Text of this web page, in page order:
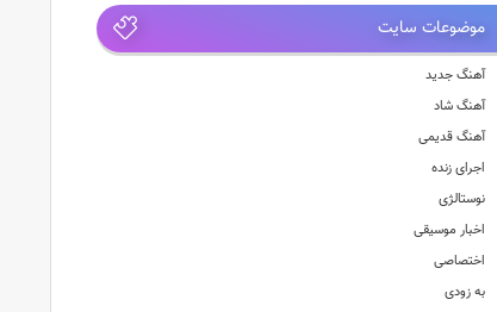
موضوعات سایت
آهنگ جدید
آهنگ شاد
آهنگ قدیمی
اجرای زنده
نوستالژی
اخبار موسیقی
اختصاصی
به زودی